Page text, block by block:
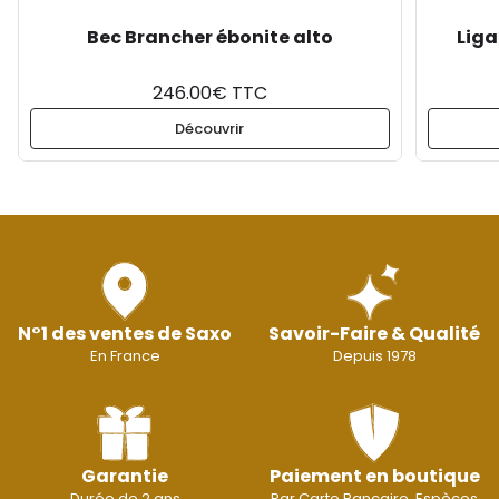
Bec Brancher ébonite alto
246.00€ TTC
Découvrir
N°1 des ventes de Saxo
En France
Savoir-Faire & Qualité
Depuis 1978
Garantie Paiement en boutique